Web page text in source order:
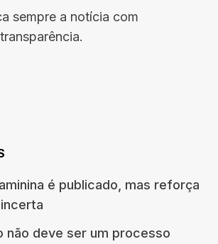
sempre a notícia com
é publicado, mas reforça
não deve ser um processo